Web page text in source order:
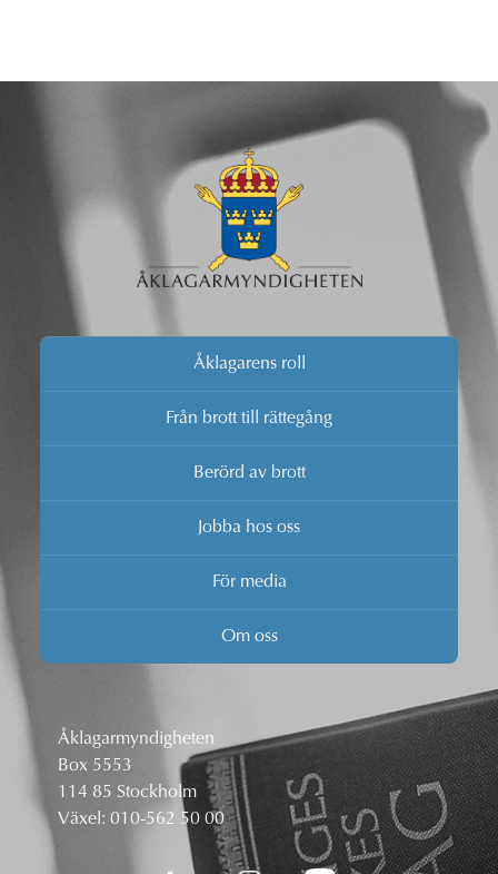
Åklagarens roll
Från brott till rättegång
Berörd av brott
Jobba hos oss
För media
Om oss
Åklagarmyndigheten
Box 5553
114 85 Stockholm
Växel: 010-562 50 00